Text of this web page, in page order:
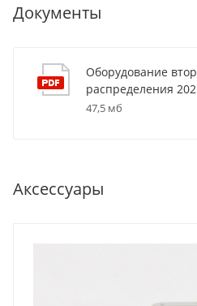
Документы
Оборудование
распределения
47,5 мб
Аксессуары